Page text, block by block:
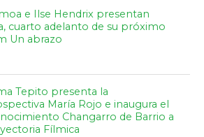
e Ilse Hendrix presentan
cuarto adelanto de su próximo
Un abrazo
Tepito presenta la
María Rojo e inaugura el
Changarro de Barrio a
Fílmica